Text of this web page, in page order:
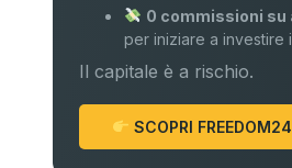
0 commissioni su
per iniziare a investire
Il capitale è a rischio.
SCOPRI FREEDOM24